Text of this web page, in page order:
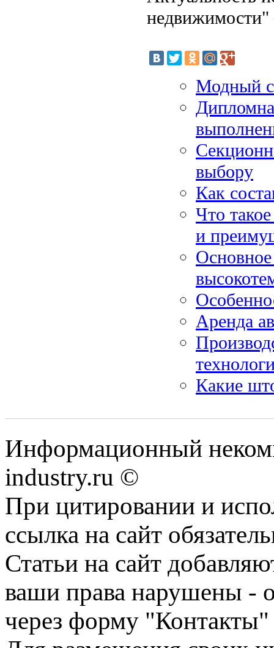
Модный
выбору
Как
Что
и
Аренда
Какие
Информационный
industry.ru ©
При цитировании и
ссылка на сайт
Статьи на сайт
ваши права нарушены -
через форму "Контакты"